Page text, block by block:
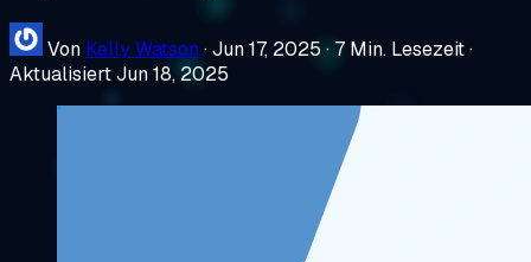
Von Kelly Watson·Jun 17, 2025 · 7 Min. Lesezeit·
Aktualisiert Jun 18, 2025